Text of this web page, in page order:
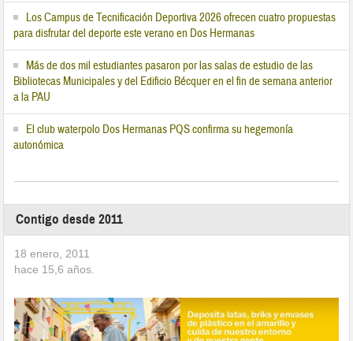
Los Campus de Tecnificación Deportiva 2026 ofrecen cuatro propuestas
para disfrutar del deporte este verano en Dos Hermanas
Más de dos mil estudiantes pasaron por las salas de estudio de las
Bibliotecas Municipales y del Edificio Bécquer en el fin de semana anterior
a la PAU
El club waterpolo Dos Hermanas PQS confirma su hegemonía
autonómica
Contigo desde 2011
18 enero, 2011
hace 15,6 años.